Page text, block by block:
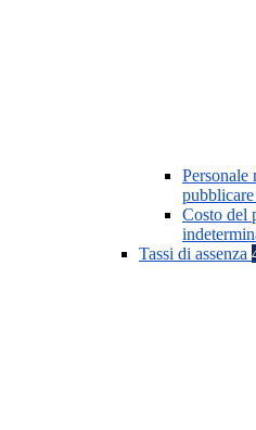
Personale
Costo del
Tassi di assenza